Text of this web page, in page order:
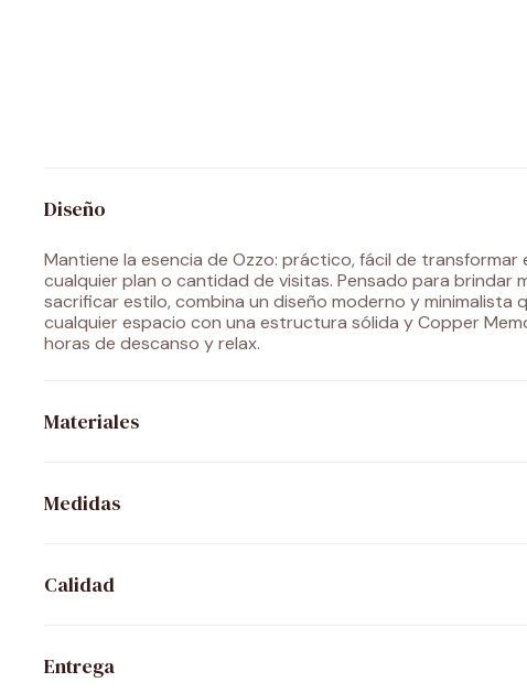
Diseño
Mantiene la esencia de Ozzo: práctico, fácil de transformar
cualquier plan o cantidad de visitas. Pensado para brindar
sacrificar estilo, combina un diseño moderno y minimalista
cualquier espacio con una estructura sólida y Copper
horas de descanso y relax.
Materiales
Medidas
Calidad
Entrega